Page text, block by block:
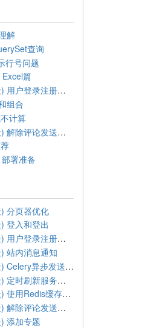
解
查询
行号问题
篇
我的网站搭建(第56天) 用户登录注册信息加密
组合
计算
我的网站搭建(第51天) 解除评论发送邮件限制
署准备
分页器优化
登入和登出
我的网站搭建(第56天) 用户登录注册信息加密
站内消息通知
我的网站搭建(第54天) Celery异步发送邮件
我的网站搭建(第53天) 定时刷新服务器缓存
我的网站搭建(第52天) 使用Redis缓存提速
我的网站搭建(第51天) 解除评论发送邮件限制
添加专题